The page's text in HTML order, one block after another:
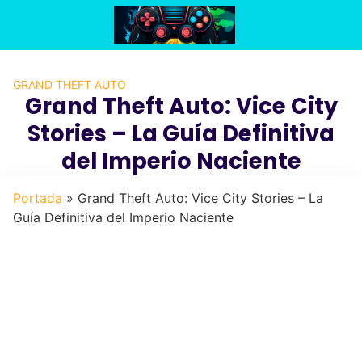
contenido
GRAND THEFT AUTO
Grand Theft Auto: Vice City
Stories – La Guía Definitiva
del Imperio Naciente
Portada » Grand Theft Auto: Vice City Stories – La
Guía Definitiva del Imperio Naciente